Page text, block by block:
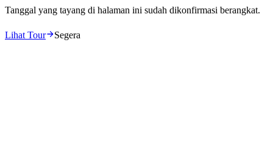
Tanggal yang tayang di halaman ini sudah dikonfirmasi berangkat.
Lihat Tour Segera